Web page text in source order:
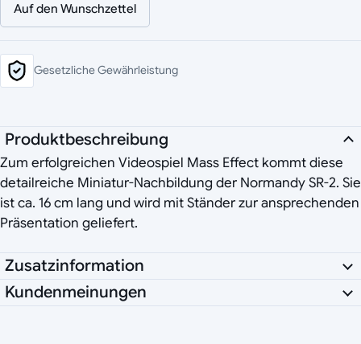
Auf den Wunschzettel
Gesetzliche Gewährleistung
Produktbeschreibung
Zum erfolgreichen Videospiel Mass Effect kommt diese
detailreiche Miniatur-Nachbildung der Normandy SR-2. Sie
ist ca. 16 cm lang und wird mit Ständer zur ansprechenden
Präsentation geliefert.
Zusatzinformation
Kundenmeinungen